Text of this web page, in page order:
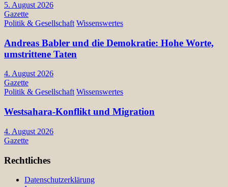
5. August 2026
Gazette
Politik & Gesellschaft Wissenswertes
Andreas Babler und die Demokratie: Hohe Worte,
umstrittene Taten
4. August 2026
Gazette
Politik & Gesellschaft Wissenswertes
Westsahara-Konflikt und Migration
4. August 2026
Gazette
Rechtliches
Datenschutzerklärung